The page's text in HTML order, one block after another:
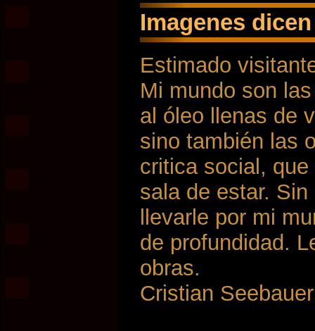
Imagenes
Estimado
Mi mundo son
al óleo llenas de
sino también las
critica social,
sala de estar.
llevarle por mi
de profundidad.
obras.
Cristian Seebauer